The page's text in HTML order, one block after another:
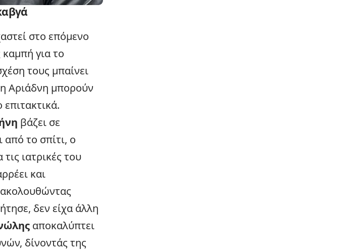
στο επόμενο
για το
τους μπαίνει
Αριάδνη μπορούν
βάζει σε
από το σπίτι, ο
τις ιατρικές του
και
ακολουθώντας
δεν είχα άλλη
αποκαλύπτει
δίνοντάς της